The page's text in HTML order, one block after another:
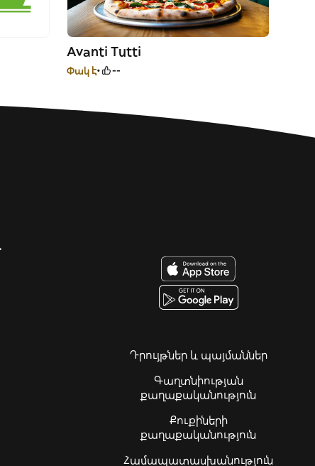
Avanti Tutti
Փակ է --
Դրույթներ և պայմաններ
Գաղտնիության
քաղաքականություն
Քուքիների
քաղաքականություն
Համապատասխանություն